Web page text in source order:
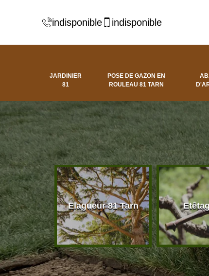
indisponible indisponible
JARDINIER
81
POSE DE GAZON EN
ROULEAU 81 TARN
d'arbres
Elagueur 81 Tarn